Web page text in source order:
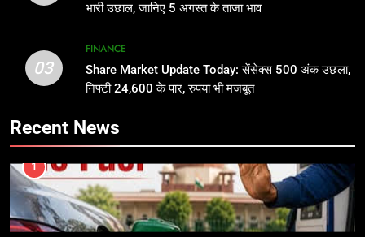
भारी उछाल, जानिए 5 अगस्त के ताजा भाव
03
FINANCE
Share Market Update Today: सेंसेक्स 500 अंक उछला,
निफ्टी 24,600 के पार, रुपया भी मजबूत
Recent News
1